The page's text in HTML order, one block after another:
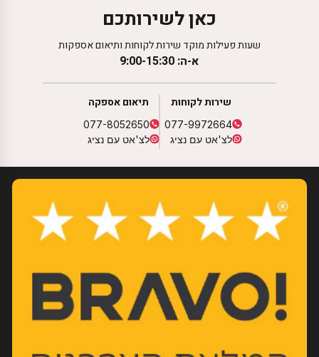
כאן לשירותכם
שעות פעילות מוקד שירות לקוחות ותיאום אספקות
א-ה: 9:00-15:30
שירות לקוחות
077-9972664
לצ'אט עם נציג
תיאום אספקה
077-8052650
לצ'אט עם נציג